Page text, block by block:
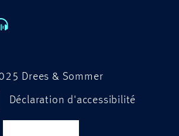
Drees & Sommer
Déclaration d'accessibilité